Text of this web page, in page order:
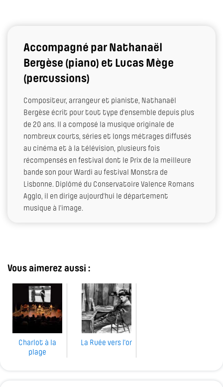
Accompagné par Nathanaël
Bergèse (piano) et Lucas Mège
(percussions)
Compositeur, arrangeur et pianiste, Nathanaël
Bergèse écrit pour tout type d’ensemble depuis plus
de 20 ans. Il a composé la musique originale de
nombreux courts, séries et longs métrages diffusés
au cinéma et à la télévision, plusieurs fois
récompensés en festival dont le Prix de la meilleure
bande son pour Wardi au festival Monstra de
Lisbonne. Diplômé du Conservatoire Valence Romans
Agglo, il en dirige aujourd’hui le département
musique à l’image.
Vous aimerez aussi :
Charlot à la
plage
La Ruée vers l'or